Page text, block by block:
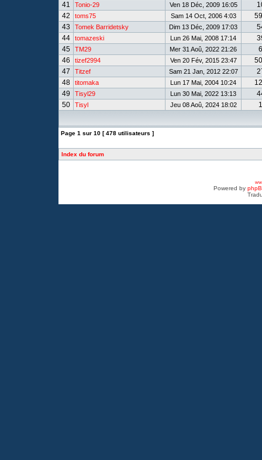
41
Tonio-29 Ven 18 Déc, 2009 16:05
42
toms75 Sam 14 Oct, 2006 4:03
43
Tomek Barridetsky Dim 13 Déc, 2009 17:03
44
tomazeski Lun 26 Mai, 2008 17:14
45
TM29 Mer 31 Aoû, 2022 21:26
46
tizef2994 Ven 20 Fév, 2015 23:47
47
Titzef Sam 21 Jan, 2012 22:07
48
titomaka Lun 17 Mai, 2004 10:24
49
Tisyl29 Lun 30 Mai, 2022 13:13
50
Tisyl Jeu 08 Aoû, 2024 18:02
Page 1 sur 10 [ 478 utilisateurs ]
Index du forum
Powered by